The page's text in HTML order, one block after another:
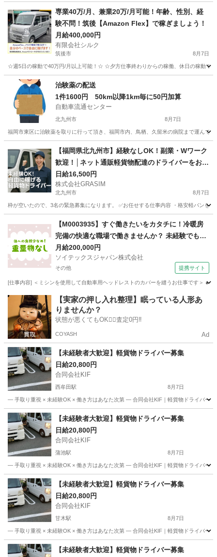
専業40万/月、兼業20万/月可能！年齢、性別、経
験不問！筑後【Amazon Flex】で稼ぎましょう！
月給400,000円
有限会社シルク
筑後市 8月7日
☆週5日の稼動で40万円/月以上可能！☆ ☆夕方仕事終わりからの稼働、休日の稼動で
福岡 筑後市 配送 Amazon
治験薬の配送
1件1600円 50km以降1km毎に50円加算
自動車流通センター
北九州市 8月7日
福岡市東区に治験薬を取りに行って頂き、福岡市内、鳥栖、久留米の病院まで運んで
ドライバー 1件
【福岡県北九州市】経験なしOK！副業・Wワーク
歓迎！│ネット通販軽貨物配達のドライバーをお願
いします！
日給16,500円
株式会社GRASIM
北九州市 8月7日
枠が空いたので、3名の緊急募集になります。 ✅お任せする仕事内容 ・格安軽バン
荷物
【M0003935】すぐ働きたいをカタチに！冷暖房
完備の快適な職場で働きませんか？ 未経験でも大
丈夫！！！
月給200,000円
ソイテックスジャパン株式会社
その他 提携サイト
[仕事内容] ＜ミシンを使用して自動車用ヘッドレストのカバーを縫うお仕事です＞ ●
福岡 その他 その他
【実家の押し入れ整理】眠っている人形あ
りませんか？
状態が悪くてもOK🙆‍♀️査定0円‼️
COYASH Ad
【未経験者大歓迎】軽貨物ドライバー募集
日給20,800円
合同会社KIF
西牟田駅 8月7日
― 手取り重視 × 未経験OK × 働き方はあなた次第 ― 合同会社KIF｜軽貨物ドライバー
福岡 八女市 西牟田駅 ドライバー 合同会社
【未経験者大歓迎】軽貨物ドライバー募集
日給20,800円
合同会社KIF
蒲池駅 8月7日
― 手取り重視 × 未経験OK × 働き方はあなた次第 ― 合同会社KIF｜軽貨物ドライバー
福岡 大川市 蒲池駅 ドライバー 合同会社
【未経験者大歓迎】軽貨物ドライバー募集
日給20,800円
合同会社KIF
甘木駅 8月7日
― 手取り重視 × 未経験OK × 働き方はあなた次第 ― 合同会社KIF｜軽貨物ドライバー
福岡 朝倉市 甘木駅 ドライバー 合同会社
【未経験者大歓迎】軽貨物ドライバー募集